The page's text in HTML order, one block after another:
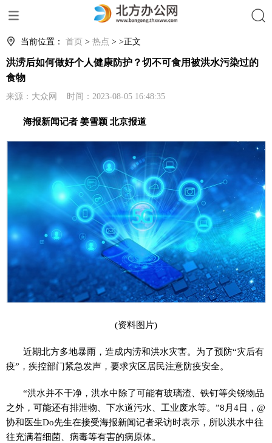
当前位置： 首页 > 热点 > >正文
洪涝后如何做好个人健康防护？切不可食用被洪水污染过的
食物
来源：大众网 时间：2023-08-05 16:48:35
海报新闻记者 姜雪颖 北京报道
(资料图片)
近期北方多地暴雨，造成内涝和洪水灾害。为了预防“灾后有
疫”，疾控部门紧急发声，要求灾区居民注意防疫安全。
“洪水并不干净，洪水中除了可能有玻璃渣、铁钉等尖锐物品
之外，可能还有排泄物、下水道污水、工业废水等。”8月4日，@
协和医生Do先生在接受海报新闻记者采访时表示，所以洪水中往
往充满着细菌、病毒等有害的病原体。